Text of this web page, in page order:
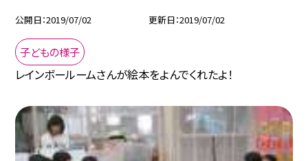
公開日 2019/07/02 更新日 2019/07/02
子どもの様子
レインボールームさんが絵本をよんでくれたよ！